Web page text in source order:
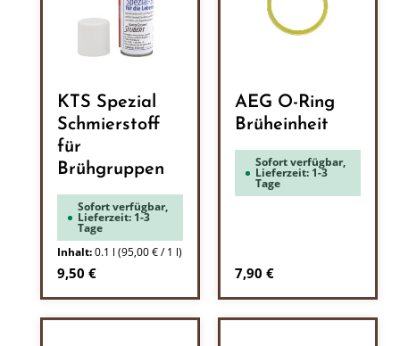
KTS Spezial
Schmierstoff
für
Brühgruppen
Sofort verfügbar,
Lieferzeit: 1-3
Tage
Inhalt:0.1 l (95,00 € / 1 l)
Regulärer Preis:
9,50 €
AEG O-Ring
Brüheinheit
Sofort verfügbar,
Lieferzeit: 1-3
Tage
Regulärer Preis:
7,90 €